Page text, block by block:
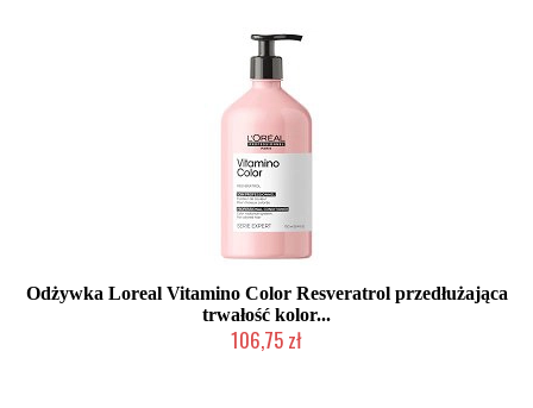
Odżywka Loreal Vitamino Color Resveratrol przedłużająca
trwałość kolor...
106,75 zł